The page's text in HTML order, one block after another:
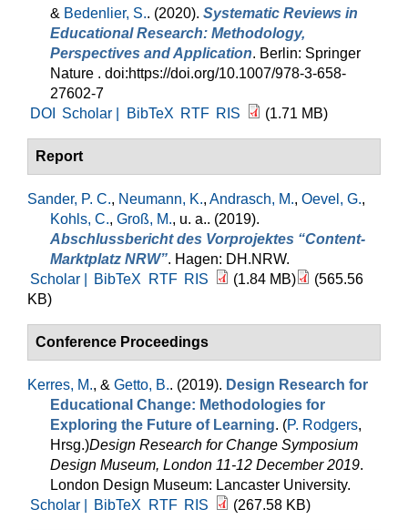
& Bedenlier, S.. (2020). Systematic Reviews in
Educational Research: Methodology,
Perspectives and Application. Berlin: Springer
Nature . doi:https://doi.org/10.1007/978-3-658-
27602-7
DOI
Scholar | BibTeX RTF RIS (1.71 MB)
Report
Sander, P. C., Neumann, K., Andrasch, M., Oevel, G.,
Kohls, C., Groß, M., u. a.. (2019).
Abschlussbericht des Vorprojektes “Content-
Marktplatz NRW”. Hagen: DH.NRW.
Scholar |
BibTeX RTF RIS (1.84 MB)
(565.56
KB)
Conference Proceedings
Kerres, M., & Getto, B.. (2019). Design Research for
Educational Change: Methodologies for
Exploring the Future of Learning. (P. Rodgers,
Hrsg.)Design Research for Change Symposium
Design Museum, London 11-12 December 2019.
London Design Museum: Lancaster University.
Scholar |
BibTeX RTF RIS (267.58 KB)